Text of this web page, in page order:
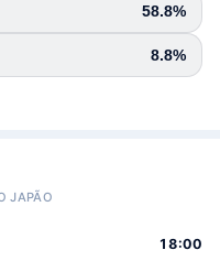
58.8%
8.8%
JAPÃO
18:00